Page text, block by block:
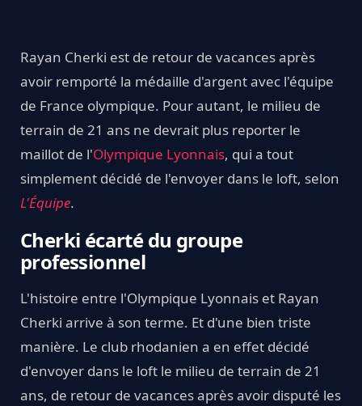
Rayan Cherki est de retour de vacances après
avoir remporté la médaille d'argent avec l'équipe
de France olympique. Pour autant, le milieu de
terrain de 21 ans ne devrait plus reporter le
maillot de l'Olympique Lyonnais, qui a tout
simplement décidé de l'envoyer dans le loft, selon
L'Équipe.
Cherki écarté du groupe
professionnel
L'histoire entre l'Olympique Lyonnais et Rayan
Cherki arrive à son terme. Et d'une bien triste
manière. Le club rhodanien a en effet décidé
d'envoyer dans le loft le milieu de terrain de 21
ans, de retour de vacances après avoir disputé les